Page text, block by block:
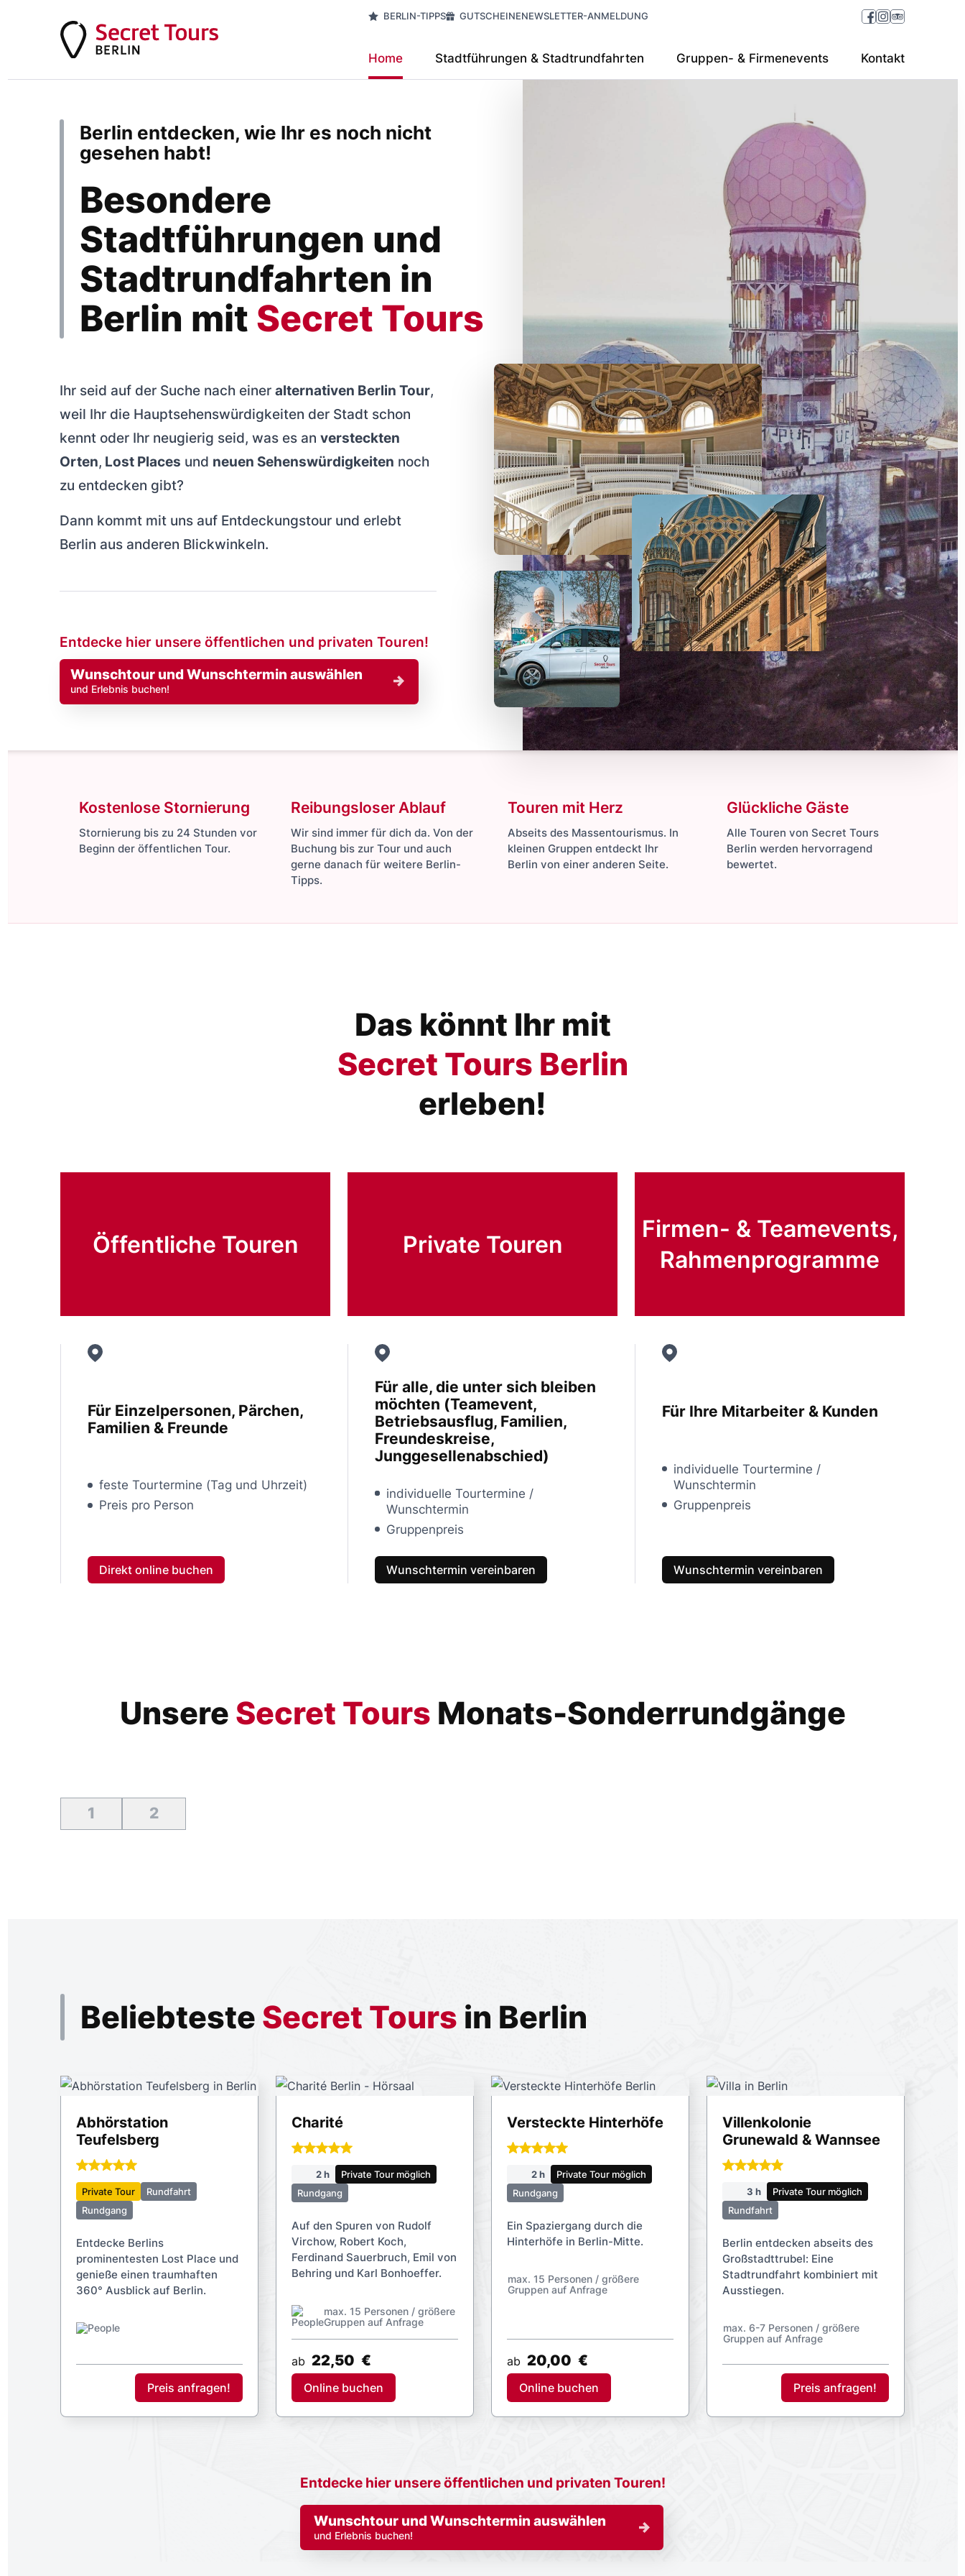
BERLIN-TIPPS GUTSCHEINENEWSLETTER-ANMELDUNG
Home Stadtführungen & Stadtrundfahrten Gruppen- & Firmenevents Kontakt
Berlin entdecken, wie Ihr es noch nicht
gesehen habt!
Besondere
Stadtführungen und
Stadtrundfahrten in
Berlin mit Secret Tours
Ihr seid auf der Suche nach einer alternativen Berlin Tour,
weil Ihr die Hauptsehenswürdigkeiten der Stadt schon
kennt oder Ihr neugierig seid, was es an versteckten
Orten, Lost Places und neuen Sehenswürdigkeiten noch
zu entdecken gibt?
Dann kommt mit uns auf Entdeckungstour und erlebt
Berlin aus anderen Blickwinkeln.
Entdecke hier unsere öffentlichen und privaten Touren!
Wunschtour und Wunschtermin auswählen
und Erlebnis buchen!
Kostenlose Stornierung
Stornierung bis zu 24 Stunden vor
Beginn der öffentlichen Tour.
Reibungsloser Ablauf
Wir sind immer für dich da. Von der
Buchung bis zur Tour und auch
gerne danach für weitere Berlin-
Tipps.
Touren mit Herz
Abseits des Massentourismus. In
kleinen Gruppen entdeckt Ihr
Berlin von einer anderen Seite.
Glückliche Gäste
Alle Touren von Secret Tours
Berlin werden hervorragend
bewertet.
Das könnt Ihr mit
Secret Tours Berlin
erleben!
Öffentliche Touren
Für Einzelpersonen, Pärchen,
Familien & Freunde
feste Tourtermine (Tag und Uhrzeit)
Preis pro Person
Direkt online buchen
Private Touren
Für alle, die unter sich bleiben
möchten (Teamevent,
Betriebsausflug, Familien,
Freundeskreise,
Junggesellenabschied)
individuelle Tourtermine /
Wunschtermin
Gruppenpreis
Wunschtermin vereinbaren
Firmen- & Teamevents,
Rahmenprogramme
Für Ihre Mitarbeiter & Kunden
individuelle Tourtermine /
Wunschtermin
Gruppenpreis
Wunschtermin vereinbaren
Unsere Secret Tours Monats-Sonderrundgänge
1 2
Beliebteste Secret Tours in Berlin
Abhörstation
Teufelsberg
Private Tour
Rundfahrt
Rundgang
Entdecke Berlins
prominentesten Lost Place und
genieße einen traumhaften
360° Ausblick auf Berlin.
Preis anfragen!
Charité
2 h
Private Tour möglich
Rundgang
Auf den Spuren von Rudolf
Virchow, Robert Koch,
Ferdinand Sauerbruch, Emil von
Behring und Karl Bonhoeffer.
max. 15 Personen / größere
Gruppen auf Anfrage
ab 22,50 €
Online buchen
Versteckte Hinterhöfe
2 h
Private Tour möglich
Rundgang
Ein Spaziergang durch die
Hinterhöfe in Berlin-Mitte.
max. 15 Personen / größere
Gruppen auf Anfrage
ab 20,00 €
Online buchen
Villenkolonie
Grunewald & Wannsee
3 h
Private Tour möglich
Rundfahrt
Berlin entdecken abseits des
Großstadttrubel: Eine
Stadtrundfahrt kombiniert mit
Ausstiegen.
max. 6-7 Personen /
größere Gruppen auf
Preis anfragen!
Entdecke hier unsere öffentlichen und privaten Touren!
Wunschtour und Wunschtermin auswählen
und Erlebnis buchen!